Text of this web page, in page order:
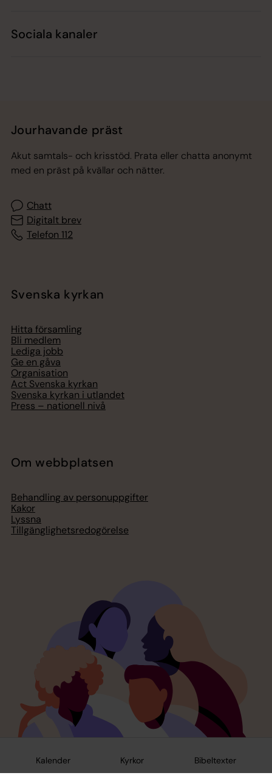
Kalender Kyrkor Bibeltexter
Sociala kanaler
Jourhavande präst
Akut samtals- och krisstöd. Prata eller chatta anonymt
med en präst på kvällar och nätter.
Chatt
Digitalt brev
Telefon 112
Svenska kyrkan
Hitta församling
Bli medlem
Lediga jobb
Ge en gåva
Organisation
Act Svenska kyrkan
Svenska kyrkan i utlandet
Press – nationell nivå
Om webbplatsen
Behandling av personuppgifter
Kakor
Lyssna
Tillgänglighetsredogörelse